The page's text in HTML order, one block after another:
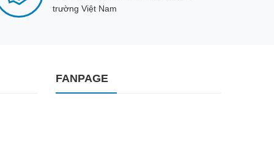
trường Việt Nam
FANPAGE